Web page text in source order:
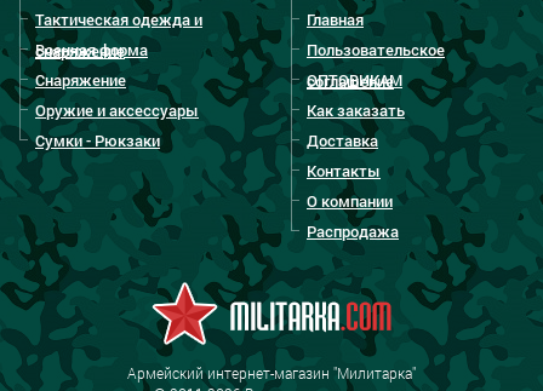
Тактическая одежда и
снаряжение
Военная форма
Снаряжение
Оружие и аксессуары
Сумки - Рюкзаки
Главная
Пользовательское
соглашение
ОПТОВИКАМ
Как заказать
Доставка
Контакты
О компании
Распродажа
Армейский интернет-магазин "Милитарка"